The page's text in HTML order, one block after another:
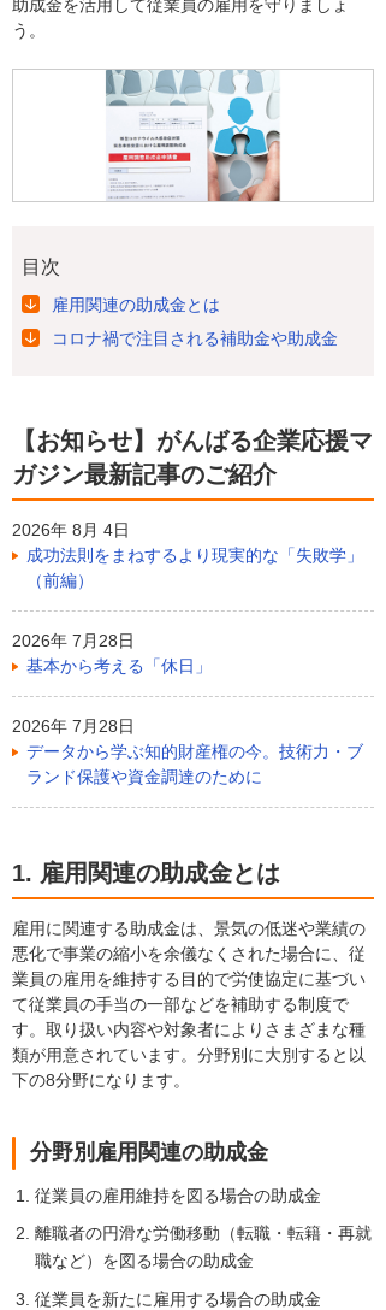
助成金を活用して従業員の雇用を守りましょ
う。
目次
雇用関連の助成金とは
コロナ禍で注目される補助金や助成金
【お知らせ】がんばる企業応援マ
ガジン最新記事のご紹介
2026年 8月 4日
成功法則をまねするより現実的な「失敗学」
（前編）
2026年 7月28日
基本から考える「休日」
2026年 7月28日
データから学ぶ知的財産権の今。技術力・ブ
ランド保護や資金調達のために
1. 雇用関連の助成金とは
雇用に関連する助成金は、景気の低迷や業績の
悪化で事業の縮小を余儀なくされた場合に、従
業員の雇用を維持する目的で労使協定に基づい
て従業員の手当の一部などを補助する制度で
す。取り扱い内容や対象者によりさまざまな種
類が用意されています。分野別に大別すると以
下の8分野になります。
分野別雇用関連の助成金
従業員の雇用維持を図る場合の助成金
離職者の円滑な労働移動（転職・転籍・再就
職など）を図る場合の助成金
従業員を新たに雇用する場合の助成金